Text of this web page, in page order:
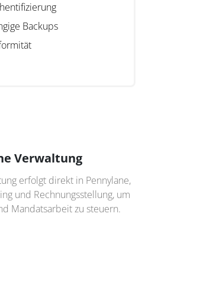
Backups
Verwaltung
erfolgt direkt in Pennylane,
und Rechnungsstellung, um
Mandatsarbeit zu steuern.